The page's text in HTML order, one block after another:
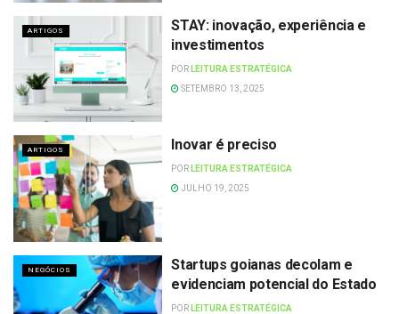
ARTIGOS
STAY: inovação, experiência e
investimentos
POR LEITURA ESTRATÉGICA
SETEMBRO 13, 2025
ARTIGOS Inovar é preciso
POR LEITURA ESTRATÉGICA
JULHO 19, 2025
NEGÓCIOS
Startups goianas decolam e
evidenciam potencial do Estado
POR LEITURA ESTRATÉGICA